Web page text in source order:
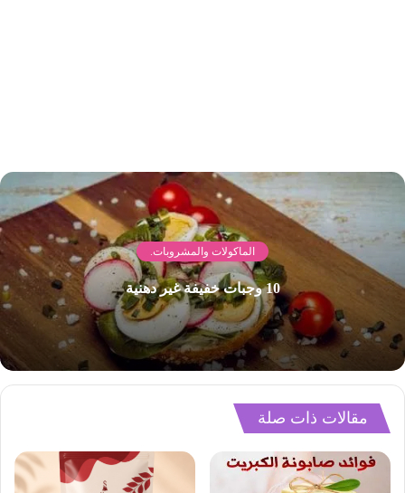
الماكولات والمشروبات.
10 وجبات خفيفة غير دهنية
مقالات ذات صلة